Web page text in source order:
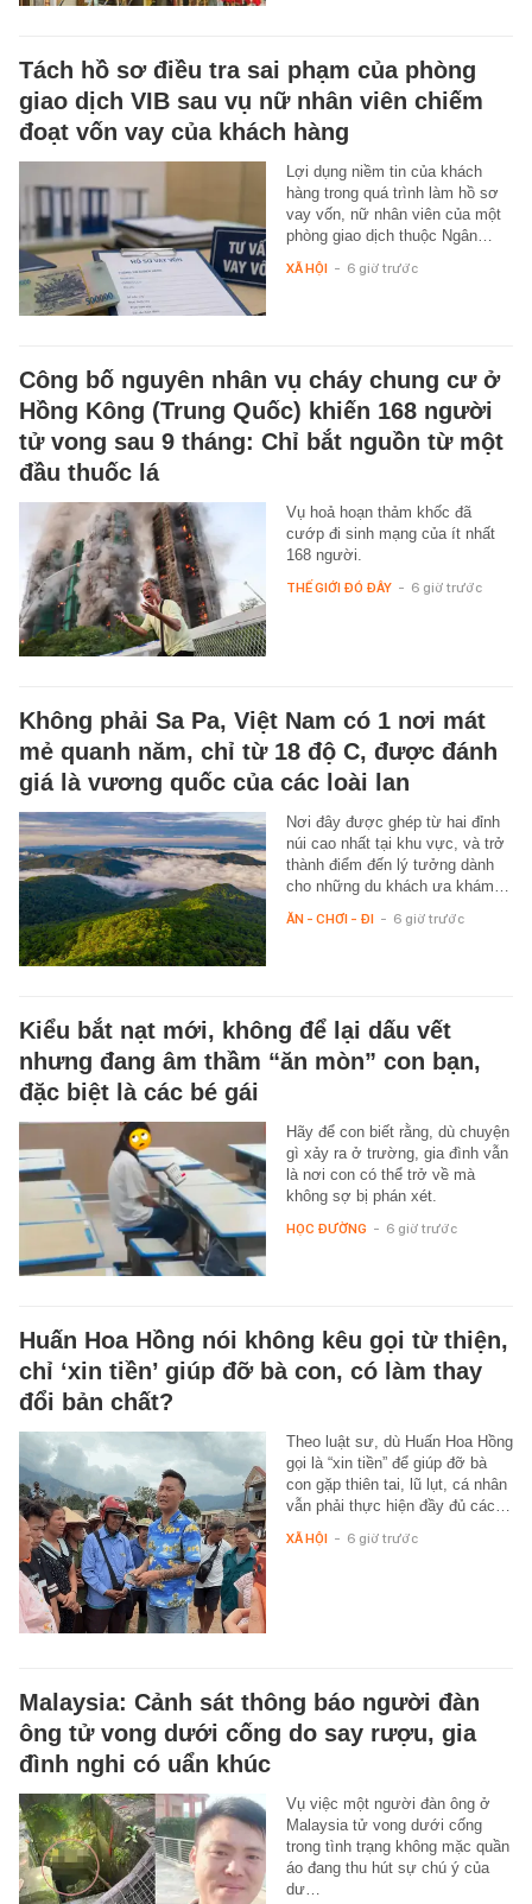
Tách hồ sơ điều tra sai phạm của phòng
giao dịch VIB sau vụ nữ nhân viên chiếm
đoạt vốn vay của khách hàng
Lợi dụng niềm tin của khách
hàng trong quá trình làm hồ sơ
vay vốn, nữ nhân viên của một
phòng giao dịch thuộc Ngân…
XÃ HỘI - 6 giờ trước
Công bố nguyên nhân vụ cháy chung cư ở
Hồng Kông (Trung Quốc) khiến 168 người
tử vong sau 9 tháng: Chỉ bắt nguồn từ một
đầu thuốc lá
Vụ hoả hoạn thảm khốc đã
cướp đi sinh mạng của ít nhất
168 người.
THẾ GIỚI ĐÓ ĐÂY - 6 giờ trước
Không phải Sa Pa, Việt Nam có 1 nơi mát
mẻ quanh năm, chỉ từ 18 độ C, được đánh
giá là vương quốc của các loài lan
Nơi đây được ghép từ hai đỉnh
núi cao nhất tại khu vực, và trở
thành điểm đến lý tưởng dành
cho những du khách ưa khám…
ĂN - CHƠI - ĐI - 6 giờ trước
Kiểu bắt nạt mới, không để lại dấu vết
nhưng đang âm thầm “ăn mòn” con bạn,
đặc biệt là các bé gái
Hãy để con biết rằng, dù chuyện
gì xảy ra ở trường, gia đình vẫn
là nơi con có thể trở về mà
không sợ bị phán xét.
HỌC ĐƯỜNG - 6 giờ trước
Huấn Hoa Hồng nói không kêu gọi từ thiện,
chỉ ‘xin tiền’ giúp đỡ bà con, có làm thay
đổi bản chất?
Theo luật sư, dù Huấn Hoa Hồng
gọi là “xin tiền” để giúp đỡ bà
con gặp thiên tai, lũ lụt, cá nhân
vẫn phải thực hiện đầy đủ các…
XÃ HỘI - 6 giờ trước
Malaysia: Cảnh sát thông báo người đàn
ông tử vong dưới cống do say rượu, gia
đình nghi có uẩn khúc
Vụ việc một người đàn ông ở
Malaysia tử vong dưới cống
trong tình trạng không mặc quần
áo đang thu hút sự chú ý của
dư…